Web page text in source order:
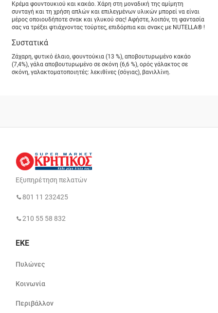
Κρέμα φουντουκιού και κακάο. Χάρη στη μοναδική της αμίμητη
συνταγή και τη χρήση απλών και επιλεγμένων υλικών μπορεί να είναι
μέρος οποιουδήποτε σνακ και γλυκού σας! Αφήστε, λοιπόν, τη φαντασία
σας να τρέξει φτιάχνοντας τούρτες, επιδόρπια και σνακς με NUTELLA® !
Συστατικά
Ζάχαρη, φυτικό έλαιο, φουντούκια (13 %), αποβουτυρωμένο κακάο
(7,4%), γάλα αποβουτυρωμένο σε σκόνη (6,6 %), ορός γάλακτος σε
σκόνη, γαλακτοματοποιητές: λεκιθίνες (σόγιας), βανιλλίνη.
Εξυπηρέτηση πελατών
801 11 232425
210 55 58 832
ΕΚΕ
Πυλώνες
Κοινωνία
Περιβάλλον